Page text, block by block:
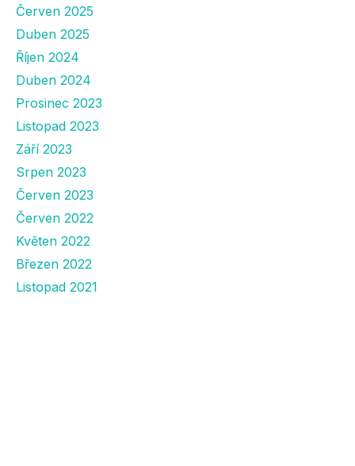
Červen 2025
Duben 2025
Říjen 2024
Duben 2024
Prosinec 2023
Listopad 2023
Září 2023
Srpen 2023
Červen 2023
Červen 2022
Květen 2022
Březen 2022
Listopad 2021